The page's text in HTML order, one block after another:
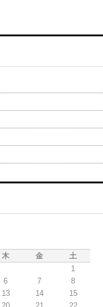
木 金
土
1
6 7
8
13 14
15